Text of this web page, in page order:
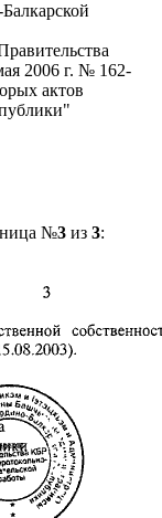
2006 г. № 162-
актов
№3из 3: